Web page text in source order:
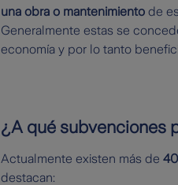
una obra o mantenimiento de
Generalmente estas se
economía y por lo tanto
¿A qué subvenciones
Actualmente existen más de
destacan: